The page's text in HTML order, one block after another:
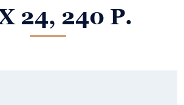
24, 240 P.